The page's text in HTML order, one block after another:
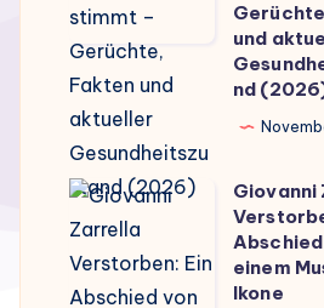
Was
wirklich
stimmt
–
Gerüchte,
Fakten
und
aktueller
Gesundheitszustand
und
nd
Giovanni
Zarrella
Verstorben:
Ein
einem
Ikone